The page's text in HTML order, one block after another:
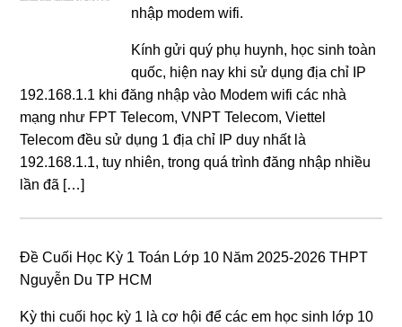
nhập modem wifi.
Kính gửi quý phụ huynh, học sinh toàn
quốc, hiện nay khi sử dụng địa chỉ IP
192.168.1.1 khi đăng nhập vào Modem wifi các nhà
mạng như FPT Telecom, VNPT Telecom, Viettel
Telecom đều sử dụng 1 địa chỉ IP duy nhất là
192.168.1.1, tuy nhiên, trong quá trình đăng nhập nhiều
lần đã […]
Đề Cuối Học Kỳ 1 Toán Lớp 10 Năm 2025-2026 THPT
Nguyễn Du TP HCM
Kỳ thi cuối học kỳ 1 là cơ hội để các em học sinh lớp 10